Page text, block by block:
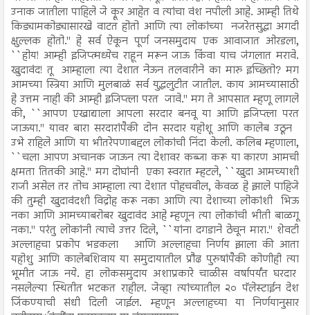
उनाक जातीला पाहिले जे क्रूर आहेत व त्यांचा वंश नपीली आहे. आम्ही तिथे
किड्यामकोड्यासारखे वाटत होतो आणि त्या लोकांच्या नजरेतसुद्धा अगदी
क्षुल्लक होतो.'' हे सर्व ऐकून पूर्ण जनसमुदाय एक आवाजात ओरडला,
``होय! आम्ही इजिप्त्मध्येच राहून मरून जाऊ किंवा याच जंगलात मरावे.
खुदावंद! तू आम्हाला त्या देशात नेऊन तलवारीने का मारु इच्छितो? मग
आमच्या स्त्रिया आणि मुलबाळं सर्व युद्धलुटीत जातील. काय आमच्यासाठी
हे उत्तम नाही की आम्ही इजिप्त्ला परत जावे.'' मग ते आपसात म्हणू लागले
की, ``आपण एखाद्याला आपला सरदार बनवू या आणि इजिप्त्ला परत
जाऊया.'' यावर बारा सरदारांपैकी दोन सरदार यहोशू आणि कालेब उठून
उभे राहिले आणि या भीतरेपणाबद्दल लोकांची निंदा केली. कलिब म्हणाला,
``चला आपण अचानक जाऊन त्या देशावर कब्जा करू या कारण आमची
क्षमता तितकी आहे.'' मग दोघांनी एका स्वरात म्हटले, ``खुदा आमच्याशी
राजी असेल तर तोच आम्हाला त्या देशात पोहचवील, केवळ हे झाले पाहिजे
की तुम्ही खुदावंदशी विद्रोह करू नका आणि त्या देशाच्या लोकांशी भिऊ
नका आणि आमच्याबरोबर खुदावंद आहे म्हणून त्या लोकांची भीती बाळगू
नका.'' परंतु लोकांनी त्याचे उत्तर दिले, ``यांना दगडाने ठेचून मारा.'' शेवटी
अल्लाहचा प्रकोप भडकला आणि अल्लाहचा निर्णय झाला की आता
यहोशु आणि कालेबशिवाय या समुदायातील प्रौढ पुरुषांपैकी कोणीही त्या
भूमीत जाऊ नये. हा लोकसमुदाय अशाप्रकारे चाळीस वर्षापर्यंत घरदार
नसलेल्या स्थितीत भटकत राहील. जेव्हा त्यांच्यातील २० पॅलेस्टाईन देश
जिंकण्याची संधी दिली जाईल. म्हणून अल्लाहच्या या निर्णयानुसार